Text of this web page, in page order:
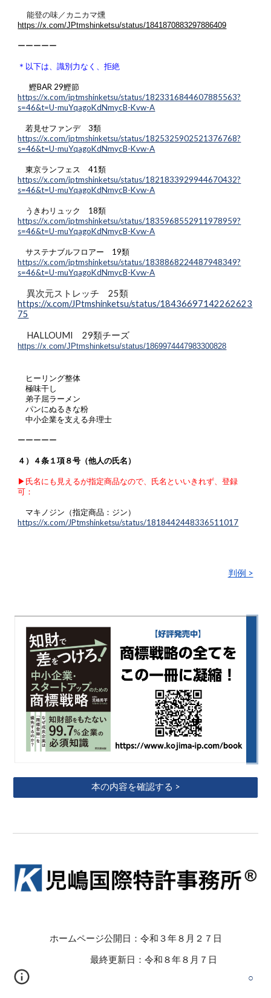
能登の味／カニカマ燻
https://x.com/JPtmshinketsu/status/1841870883297886409
ーーーーー
＊以下は、識別力なく、拒絶
鰹BAR 29鰹節
https://x.com/jptmshinketsu/status/1823316844607885563?
s=46&t=U-muYqagoKdNmycB-Kvw-A
若見せファンデ 3類
https://x.com/jptmshinketsu/status/1825325902521376768?
s=46&t=U-muYqagoKdNmycB-Kvw-A
東京ランフェス 41類
https://x.com/jptmshinketsu/status/1821833929944670432?
s=46&t=U-muYqagoKdNmycB-Kvw-A
うきわリュック 18類
https://x.com/jptmshinketsu/status/1835968552911978959?
s=46&t=U-muYqagoKdNmycB-Kvw-A
サステナブルフロアー 19類
https://x.com/jptmshinketsu/status/1838868224487948349?
s=46&t=U-muYqagoKdNmycB-Kvw-A
異次元ストレッチ 25類
https://x.com/JPtmshinketsu/status/18436697142262623
75
HALLOUMI29類チーズ
https://x.com/JPtmshinketsu/status/1869974447983300828
ヒーリング整体
極味干し
弟子屈ラーメン
パンにぬるきな粉
中小企業を支える弁理士
ーーーーー
４）４条１項８号（他人の氏名）
▶︎氏名にも見えるが指定商品なので、氏名といいきれず、登録
可：
マキノジン（指定商品：ジン）
https://x.com/JPtmshinketsu/status/1818442448336511017
判例 >
本の内容を確認する >
ホームページ公開日：令和３年８月２７日
最終更新日：令和８年８月７日
○